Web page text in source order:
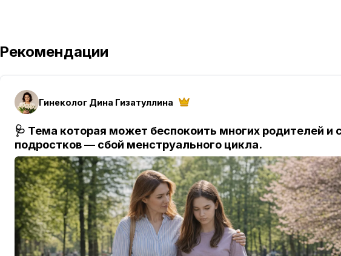
Рекомендации
Гинеколог Дина Гизатуллина
🩺 Тема которая может беспокоить многих родителей и
подростков — сбой менструального цикла.